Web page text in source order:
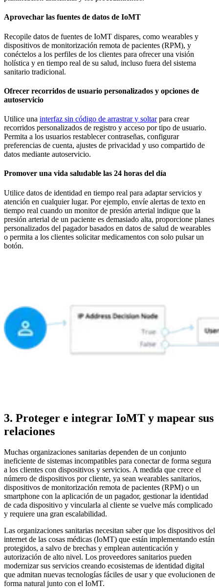
Aprovechar las fuentes de datos de IoMT
Recopile datos de fuentes de IoMT dispares, como wearables y
dispositivos de monitorización remota de pacientes (RPM), y
conéctelos a los perfiles de los clientes para ofrecer una visión
holística y en tiempo real de su salud, incluso fuera del sistema
sanitario tradicional.
Ofrecer recorridos de usuario personalizados y opciones de
autoservicio
Utilice una interfaz sin código de arrastrar y soltarpara crear
recorridos personalizados de registro y acceso por tipo de usuario.
Permita a los usuarios restablecer contraseñas, configurar
preferencias de cuenta, ajustes de privacidad y uso compartido de
datos mediante autoservicio.
Promover una vida saludable las 24 horas del día
Utilice datos de identidad en tiempo real para adaptar servicios y
atención en cualquier lugar. Por ejemplo, envíe alertas de texto en
tiempo real cuando un monitor de presión arterial indique que la
presión arterial de un paciente es demasiado alta, proporcione planes
personalizados del pagador basados en datos de salud de wearables
o permita a los clientes solicitar medicamentos con solo pulsar un
botón.
3. Proteger e integrar IoMT y mapear sus
relaciones
Muchas organizaciones sanitarias dependen de un conjunto
ineficiente de sistemas incompatibles para conectar de forma segura
a los clientes con dispositivos y servicios. A medida que crece el
número de dispositivos por cliente, ya sean wearables sanitarios,
dispositivos de monitorización remota de pacientes (RPM) o un
smartphone con la aplicación de un pagador, gestionar la identidad
de cada dispositivo y vincularla al cliente se vuelve más complicado
y requiere una gran escalabilidad.
Las organizaciones sanitarias necesitan saber que los dispositivos del
internet de las cosas médicas (IoMT) que están implementando están
protegidos, a salvo de brechas y emplean autenticación y
autorización de alto nivel. Los proveedores sanitarios pueden
modernizar sus servicios creando ecosistemas de identidad digital
que admitan nuevas tecnologías fáciles de usar y que evolucionen de
forma natural junto con el IoMT.